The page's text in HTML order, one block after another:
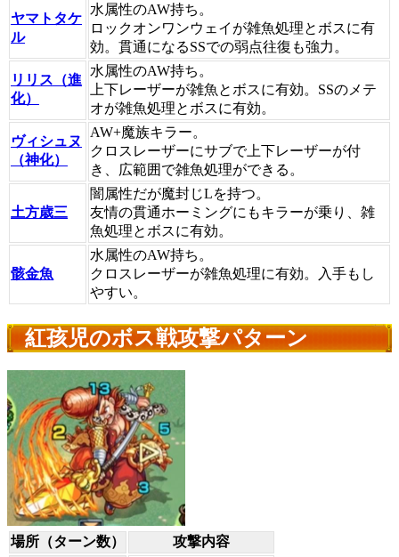
ヤマトタケ
ル
水属性のAW持ち。
ロックオンワンウェイが雑魚処理とボスに有
効。貫通になるSSでの弱点往復も強力。
リリス（進
化）
水属性のAW持ち。
上下レーザーが雑魚とボスに有効。SSのメテ
オが雑魚処理とボスに有効。
ヴィシュヌ
（神化）
AW+魔族キラー。
クロスレーザーにサブで上下レーザーが付
き、広範囲で雑魚処理ができる。
土方歳三
闇属性だが魔封じLを持つ。
友情の貫通ホーミングにもキラーが乗り、雑
魚処理とボスに有効。
骸金魚
水属性のAW持ち。
クロスレーザーが雑魚処理に有効。入手もし
やすい。
紅孩児のボス戦攻撃パターン
場所（ターン数）
攻撃内容